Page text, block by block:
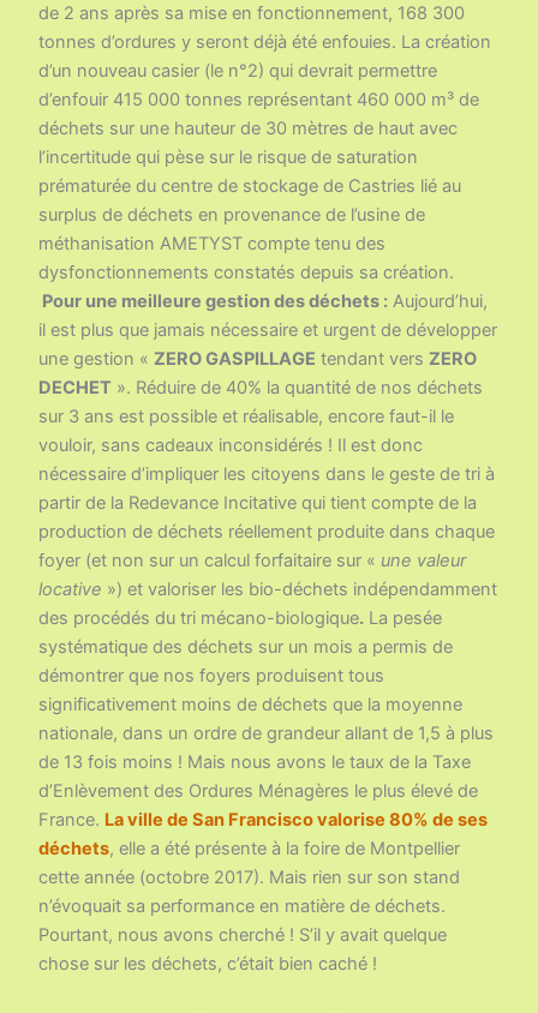
de 2 ans après sa mise en fonctionnement, 168 300
tonnes d’ordures y seront déjà été enfouies. La création
d’un nouveau casier (le n°2) qui devrait permettre
d’enfouir 415 000 tonnes représentant 460 000 m³ de
déchets sur une hauteur de 30 mètres de haut avec
l’incertitude qui pèse sur le risque de saturation
prématurée du centre de stockage de Castries lié au
surplus de déchets en provenance de l’usine de
méthanisation AMETYST compte tenu des
dysfonctionnements constatés depuis sa création.
Pour une meilleure gestion des déchets : Aujourd’hui,
il est plus que jamais nécessaire et urgent de développer
une gestion «ZERO GASPILLAGE tendant versZERO
DECHET ». Réduire de 40% la quantité de nos déchets
sur 3 ans est possible et réalisable, encore faut-il le
vouloir, sans cadeaux inconsidérés ! Il est donc
nécessaire d’impliquer les citoyens dans le geste de tri à
partir de la Redevance Incitative qui tient compte de la
production de déchets réellement produite dans chaque
foyer (et non sur un calcul forfaitaire sur « une valeur
locative ») et valoriser les bio-déchets indépendamment
des procédés du tri mécano-biologique. La pesée
systématique des déchets sur un mois a permis de
démontrer que nos foyers produisent tous
significativement moins de déchets que la moyenne
nationale, dans un ordre de grandeur allant de 1,5 à plus
de 13 fois moins ! Mais nous avons le taux de la Taxe
d’Enlèvement des Ordures Ménagères le plus élevé de
France. La ville de San Francisco valorise 80% de ses
déchets, elle a été présente à la foire de Montpellier
cette année (octobre 2017). Mais rien sur son stand
n’évoquait sa performance en matière de déchets.
Pourtant, nous avons cherché ! S’il y avait quelque
chose sur les déchets, c’était bien caché !